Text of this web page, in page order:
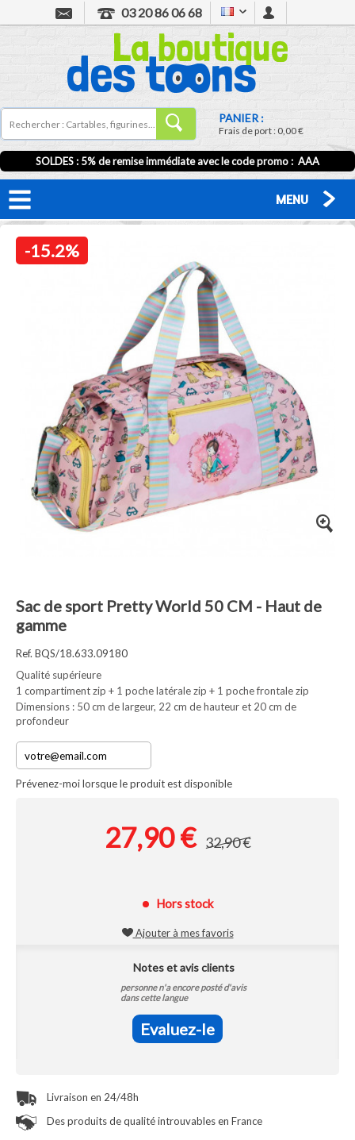
03 20 86 06 68
PANIER :
Frais de port :0,00 €
SOLDES : 5% de remise immédiate avec le code promo : AAA
MENU
-15.2%
Sac de sport Pretty World 50 CM - Haut de
gamme
Ref. BQS/18.633.09180
Qualité supérieure
1 compartiment zip + 1 poche latérale zip + 1 poche frontale zip
Dimensions : 50 cm de largeur, 22 cm de hauteur et 20 cm de
profondeur
Prévenez-moi lorsque le produit est disponible
27,90 € 32,90 €
Hors stock
Ajouter à mes favoris
Notes et avis clients
personne n'a encore posté d'avis
dans cette langue
Evaluez-le
Livraison en 24/48h
Des produits de qualité introuvables en France